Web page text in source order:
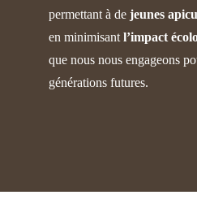
permettant à de jeunes
en minimisant l’impact
que nous nous engageons
générations futures.